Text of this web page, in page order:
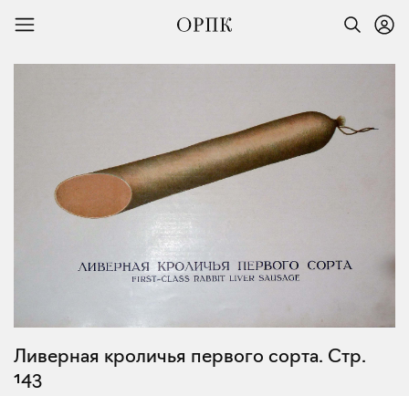
Ливерная кроличья первого сорта. Стр.
143